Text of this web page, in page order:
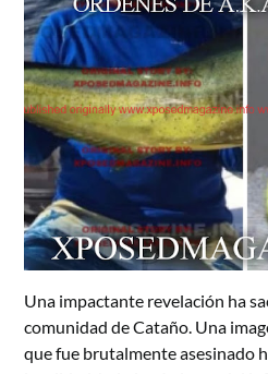
Una impactante revelación ha
comunidad de Cataño. Una
que fue brutalmente asesinado